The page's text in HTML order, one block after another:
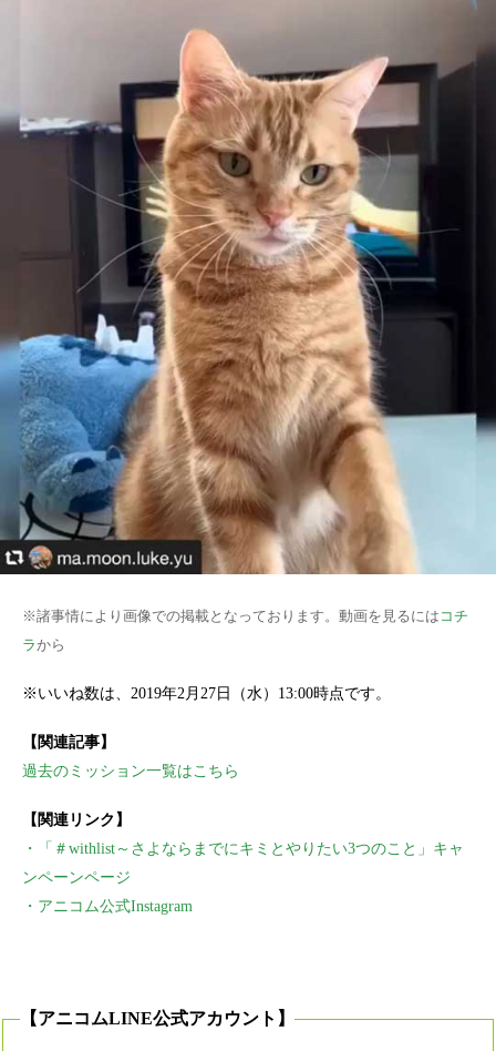
※諸事情により画像での掲載となっております。動画を見るには コチ
ラから
※いいね数は、2019年2月27日（水）13:00時点です。
【関連記事】
過去のミッション一覧はこちら
【関連リンク】
・「＃withlist～さよならまでにキミとやりたい3つのこと」キャ
ンペーンページ
・アニコム公式Instagram
【アニコムLINE公式アカウント】